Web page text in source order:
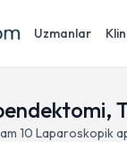
Uzmanlar
10 Laparoskopik